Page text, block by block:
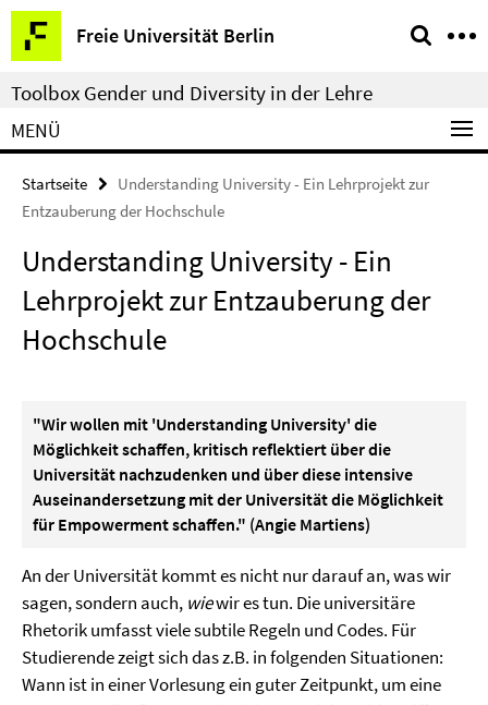
Springe
direkt
zu
Inhalt
Freie Universität Berlin
Service-
Navigation
Toolbox Gender und Diversity in der Lehre
MENÜ
Startseite
Understanding University - Ein Lehrprojekt zur
Entzauberung der Hochschule
Understanding University - Ein
Lehrprojekt zur Entzauberung der
Hochschule
"Wir wollen mit 'Understanding University' die
Möglichkeit schaffen, kritisch reflektiert über die
Universität nachzudenken und über diese intensive
Auseinandersetzung mit der Universität die Möglichkeit
für Empowerment schaffen." (Angie Martiens)
An der Universität kommt es nicht nur darauf an, was wir
sagen, sondern auch, wiewir es tun. Die universitäre
Rhetorik umfasst viele subtile Regeln und Codes. Für
Studierende zeigt sich das z.B. in folgenden Situationen:
Wann ist in einer Vorlesung ein guter Zeitpunkt, um eine